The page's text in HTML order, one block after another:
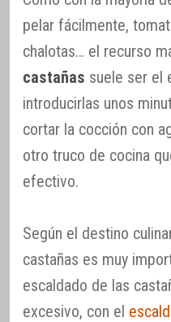
pelar fácilmente,
chalotas… el recurso
castañas suele ser el
introducirlas unos
cortar la cocción con
otro truco de cocina
efectivo.
Según el destino
castañas es muy
escaldado de las
excesivo, con el